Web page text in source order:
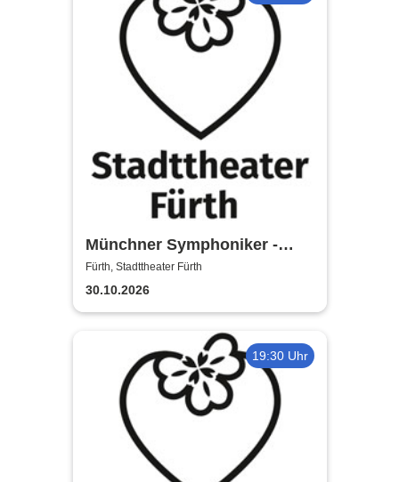
Münchner Symphoniker -
Stadttheater Fürth
Fürth, Stadttheater Fürth
30.10.2026
19:30 Uhr